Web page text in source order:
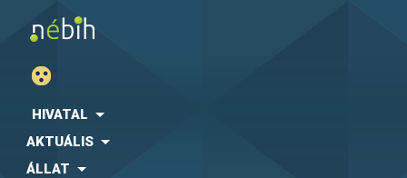
HIVATAL
AKTUÁLIS
ÁLLAT